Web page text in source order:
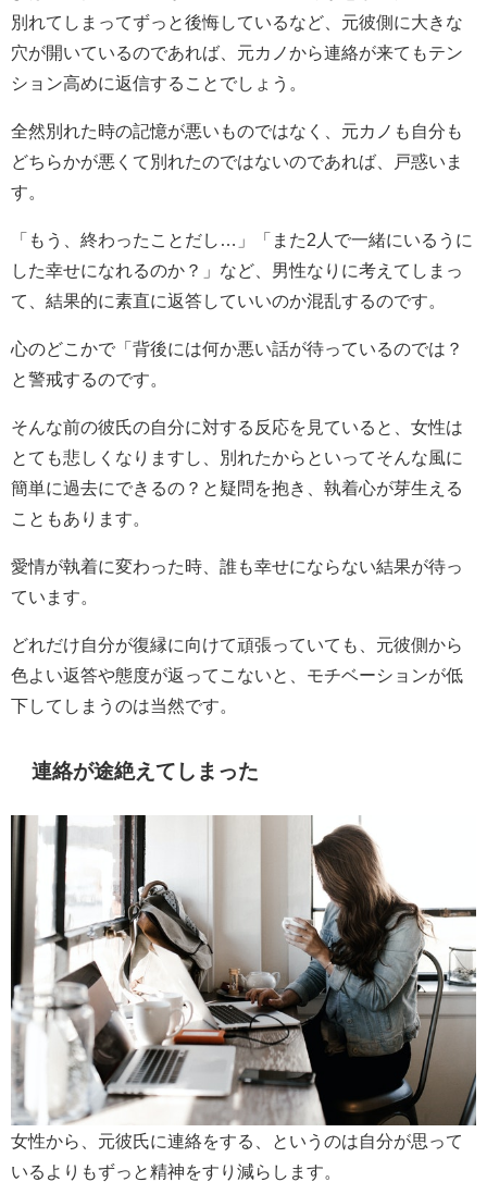
別れてしまってずっと後悔しているなど、元彼側に大きな
穴が開いているのであれば、元カノから連絡が来てもテン
ション高めに返信することでしょう。
全然別れた時の記憶が悪いものではなく、元カノも自分も
どちらかが悪くて別れたのではないのであれば、戸惑いま
す。
「もう、終わったことだし…」「また2人で一緒にいるうに
した幸せになれるのか？」など、男性なりに考えてしまっ
て、結果的に素直に返答していいのか混乱するのです。
心のどこかで「背後には何か悪い話が待っているのでは？
と警戒するのです。
そんな前の彼氏の自分に対する反応を見ていると、女性は
とても悲しくなりますし、別れたからといってそんな風に
簡単に過去にできるの？と疑問を抱き、執着心が芽生える
こともあります。
愛情が執着に変わった時、誰も幸せにならない結果が待っ
ています。
どれだけ自分が復縁に向けて頑張っていても、元彼側から
色よい返答や態度が返ってこないと、モチベーションが低
下してしまうのは当然です。
連絡が途絶えてしまった
女性から、元彼氏に連絡をする、というのは自分が思って
いるよりもずっと精神をすり減らします。